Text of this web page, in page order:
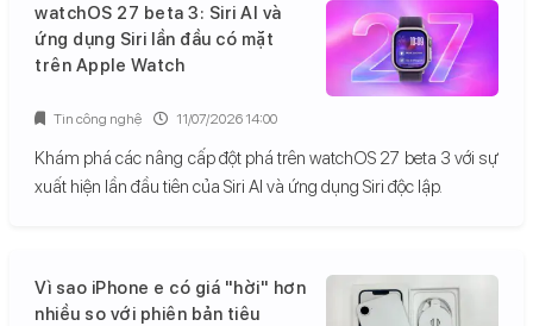
watchOS 27 beta 3: Siri AI và
ứng dụng Siri lần đầu có mặt
trên Apple Watch
Khám phá các nâng cấp đột phá trên watchOS 27 beta 3 với sự
xuất hiện lần đầu tiên của Siri AI và ứng dụng Siri độc lập.
Tin công nghệ 11/07/2026 14:00
Vì sao iPhone e có giá "hời" hơn
nhiều so với phiên bản tiêu